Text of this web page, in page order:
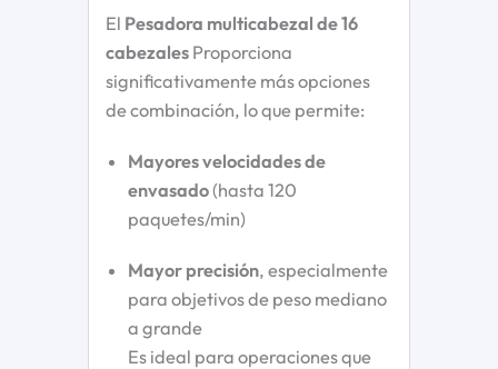
El Pesadora multicabezal de 16
cabezales Proporciona
significativamente más opciones
de combinación, lo que permite:
Mayores velocidades de
envasado(hasta 120
paquetes/min)
Mayor precisión, especialmente
para objetivos de peso mediano
a grande
Es ideal para operaciones que